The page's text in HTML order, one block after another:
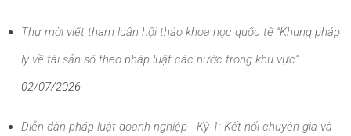
Thư mời viết tham luận hội thảo khoa học quốc tế “Khung pháp
lý về tài sản số theo pháp luật các nước trong khu vực”
02/07/2026
Diễn đàn pháp luật doanh nghiệp - Kỳ 1: Kết nối chuyên gia và